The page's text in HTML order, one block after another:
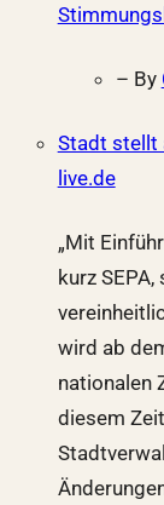
– By
Stadt stellt
live.de
„Mit
kurz
wird ab
nationalen
diesem